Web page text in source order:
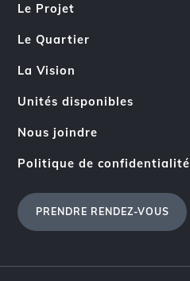
Le Projet
Le Quartier
La Vision
Unités disponibles
Nous joindre
Politique de confidentialité
PRENDRE RENDEZ-VOUS